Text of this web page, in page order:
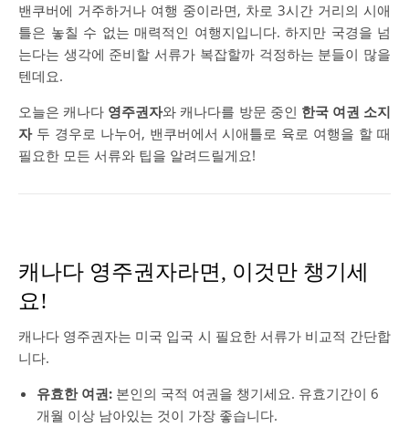
밴쿠버에 거주하거나 여행 중이라면, 차로 3시간 거리의 시애
틀은 놓칠 수 없는 매력적인 여행지입니다. 하지만 국경을 넘
는다는 생각에 준비할 서류가 복잡할까 걱정하는 분들이 많을
텐데요.
오늘은 캐나다 영주권자와 캐나다를 방문 중인 한국 여권 소지
자두 경우로 나누어, 밴쿠버에서 시애틀로 육로 여행을 할 때
필요한 모든 서류와 팁을 알려드릴게요!
캐나다 영주권자라면, 이것만 챙기세
요!
캐나다 영주권자는 미국 입국 시 필요한 서류가 비교적 간단합
니다.
유효한 여권: 본인의 국적 여권을 챙기세요. 유효기간이 6
개월 이상 남아있는 것이 가장 좋습니다.